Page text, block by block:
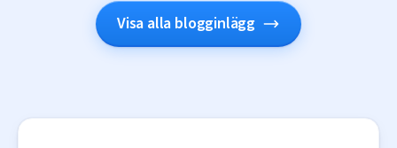
Visa alla blogginlägg